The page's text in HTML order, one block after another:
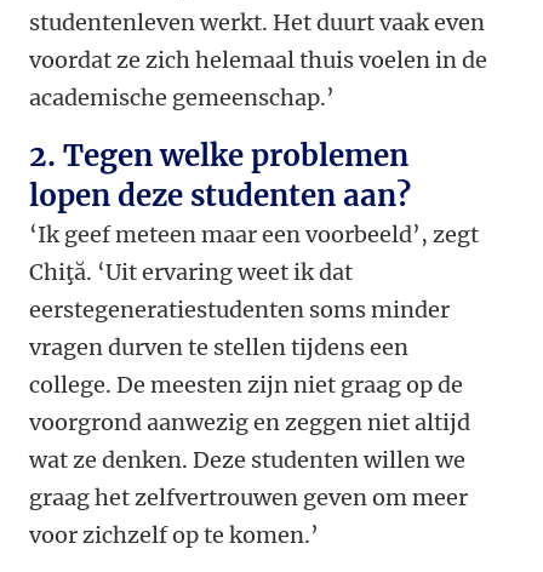
studentenleven werkt. Het duurt vaak even
voordat ze zich helemaal thuis voelen in de
academische gemeenschap.’
2. Tegen welke problemen
lopen deze studenten aan?
‘Ik geef meteen maar een voorbeeld’, zegt
Chiţă. ‘Uit ervaring weet ik dat
eerstegeneratiestudenten soms minder
vragen durven te stellen tijdens een
college. De meesten zijn niet graag op de
voorgrond aanwezig en zeggen niet altijd
wat ze denken. Deze studenten willen we
graag het zelfvertrouwen geven om meer
voor zichzelf op te komen.’